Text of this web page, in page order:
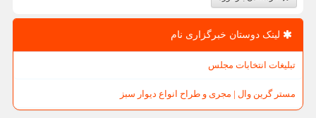
لینک دوستان خبرگزاری نام
تبلیغات انتخابات مجلس
مستر گرین وال | مجری و طراح انواع دیوار سبز